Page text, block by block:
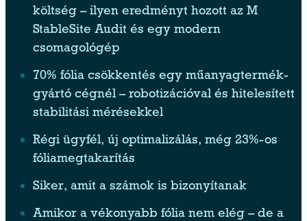
költség – ilyen eredményt hozott az M
StableSite Audit és egy modern
csomagológép
70% fólia csökkentés egy műanyagtermék-
gyártó cégnél – robotizációval és hitelesített
stabilitási mérésekkel
Régi ügyfél, új optimalizálás, még 23%-os
fóliamegtakarítás
Siker, amit a számok is bizonyítanak
Amikor a vékonyabb fólia nem elég – de a